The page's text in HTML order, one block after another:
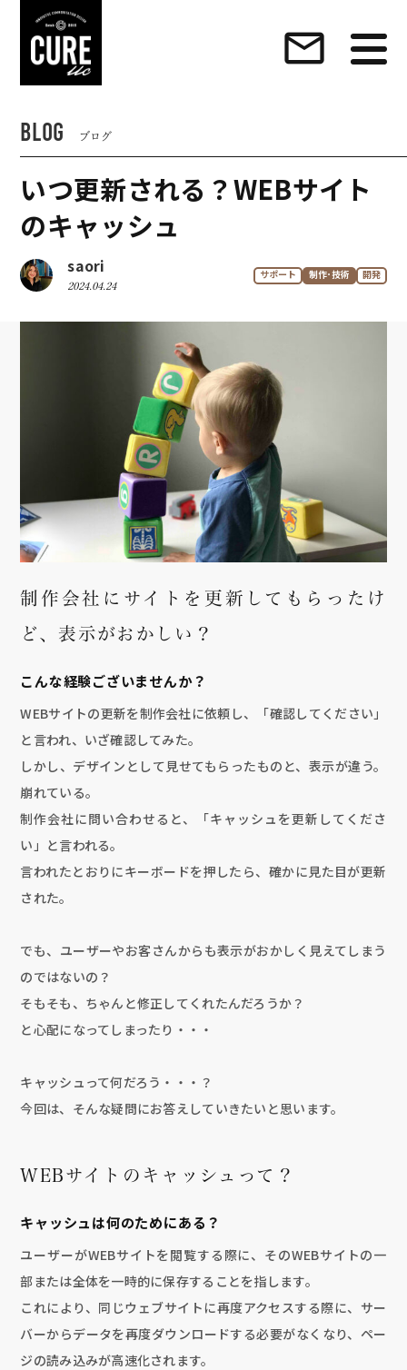
【東京】デザイン制作・ブランドデザイン
mail_outline
BLOG ブログ
いつ更新される？WEBサイト
のキャッシュ
saori
2024.04.24
サポート 制作･技術 開発
制作会社にサイトを更新してもらったけ
ど、表示がおかしい？
こんな経験ございませんか？
WEBサイトの更新を制作会社に依頼し、「確認してください」
と言われ、いざ確認してみた。
しかし、デザインとして見せてもらったものと、表示が違う。
崩れている。
制作会社に問い合わせると、「キャッシュを更新してくださ
い」と言われる。
言われたとおりにキーボードを押したら、確かに見た目が更新
された。
でも、ユーザーやお客さんからも表示がおかしく見えてしまう
のではないの？
そもそも、ちゃんと修正してくれたんだろうか？
と心配になってしまったり・・・
キャッシュって何だろう・・・？
今回は、そんな疑問にお答えしていきたいと思います。
WEBサイトのキャッシュって？
キャッシュは何のためにある？
ユーザーがWEBサイトを閲覧する際に、そのWEBサイトの一
部または全体を一時的に保存することを指します。
これにより、同じウェブサイトに再度アクセスする際に、サー
バーからデータを再度ダウンロードする必要がなくなり、ペー
ジの読み込みが高速化されます。